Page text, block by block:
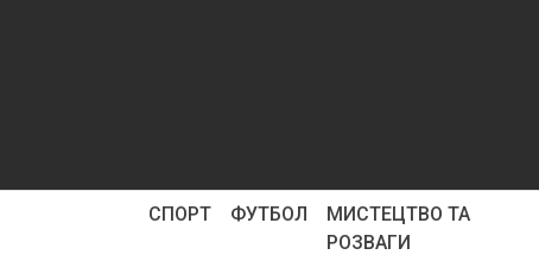
СПОРТ ФУТБОЛ
МИСТЕЦТВО ТА
РОЗВАГИ